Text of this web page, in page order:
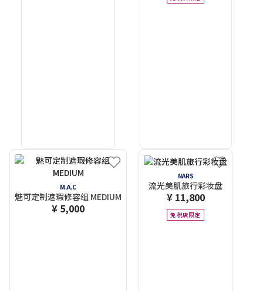
M.A.C
魅可定制遮瑕修容组 MEDIUM
¥ 5,000
NARS
流光美肌旅行彩妆盘
¥ 11,800
免税店限定